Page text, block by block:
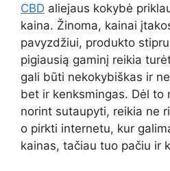
CBD aliejaus kokybė
kaina. Žinoma, kainai
pavyzdžiui, produkto
pigiausią gaminį reikia
gali būti nekokybiškas ir
bet ir kenksmingas. Dėl to
norint sutaupyti, reikia ne
o pirkti internetu, kur
kainas, tačiau tuo pačiu ir